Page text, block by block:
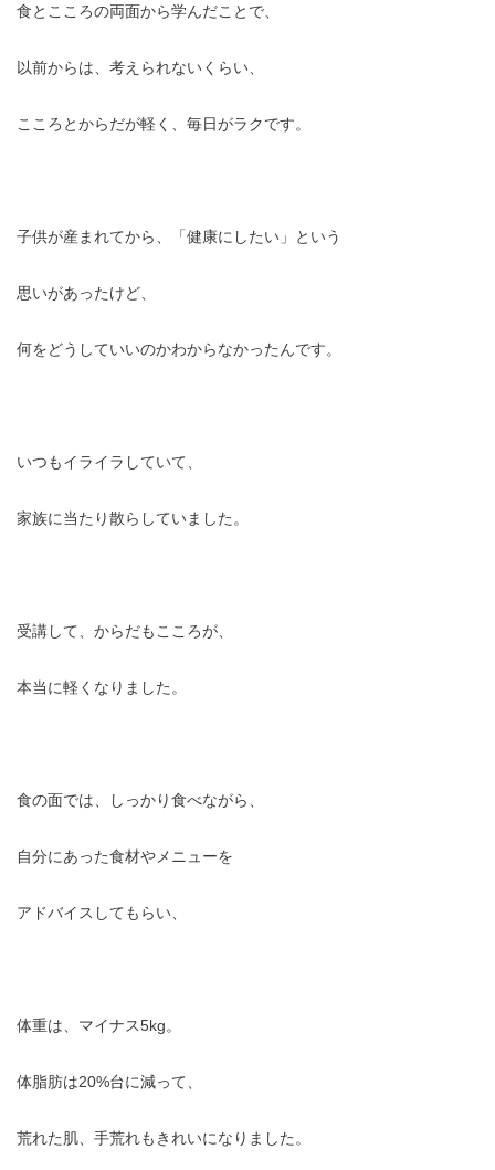
食とこころの両面から学んだことで、
以前からは、考えられないくらい、
こころとからだが軽く、毎日がラクです。
子供が産まれてから、「健康にしたい」という
思いがあったけど、
何をどうしていいのかわからなかったんです。
いつもイライラしていて、
家族に当たり散らしていました。
受講して、からだもこころが、
本当に軽くなりました。
食の面では、しっかり食べながら、
自分にあった食材やメニューを
アドバイスしてもらい、
体重は、 マイナス5kg。
体脂肪は20%台に減って、
荒れた肌 、手荒れもきれいになりました。